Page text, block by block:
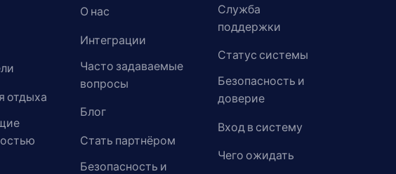
отдыха
О нас
Интеграции
Часто задаваемые
вопросы
Блог
Стать партнёром
Безопасность и
Служба
поддержки
Статус системы
Безопасность и
доверие
Вход в систему
Чего ожидать